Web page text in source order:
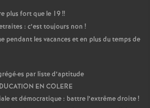
plus fort que le 19!!
: c’est toujours non !
pendant les vacances et en plus du temps de
·es par liste d’aptitude
EN COLERE
et démocratique : battre l’extrême droite!